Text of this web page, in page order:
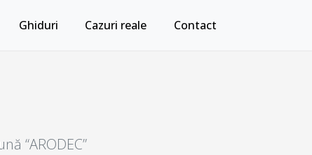
Ghiduri Cazuri reale Contact
“ARODEC”